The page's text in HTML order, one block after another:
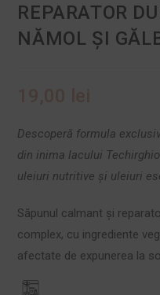
REPARATOR
NĂMOL ȘI
Descoperă formula
din inima lacului
uleiuri nutritive şi uleiuri
Săpunul calmant şi
complex, cu ingrediente
afectate de expunerea la